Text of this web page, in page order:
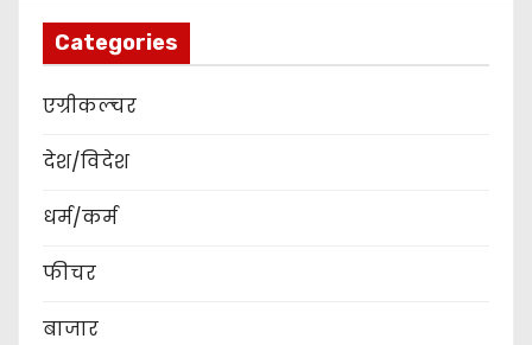
Categories
एग्रीकल्चर
देश/विदेश
धर्म/कर्म
फीचर
बाजार